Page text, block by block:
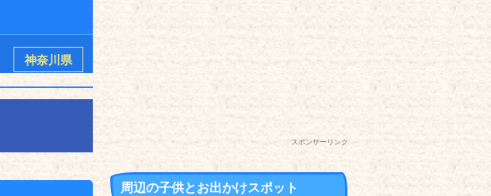
神奈川県
スポンサーリンク
周辺の子供とお出かけスポット